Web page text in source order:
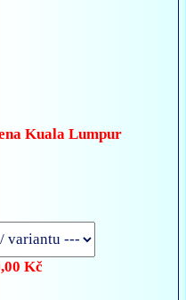
Kuala Lumpur
Kč